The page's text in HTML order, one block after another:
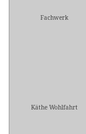
Fachwerk
Käthe Wohlfahrt